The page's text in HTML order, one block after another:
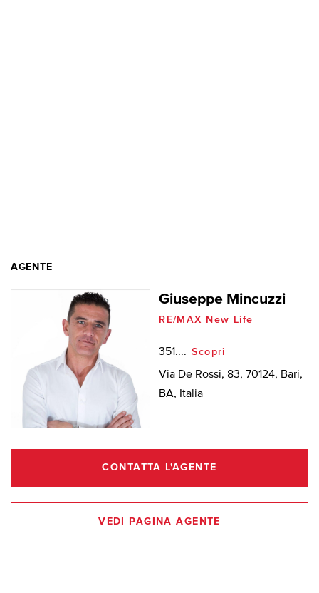
AGENTE
Giuseppe Mincuzzi
RE/MAX New Life
351.... Scopri
Via De Rossi, 83, 70124, Bari,
BA, Italia
CONTATTA L'AGENTE
VEDI PAGINA AGENTE